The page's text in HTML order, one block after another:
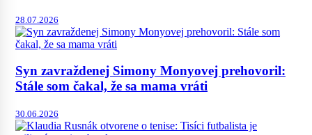
28.07.2026
Syn zavraždenej Simony Monyovej prehovoril:
Stále som čakal, že sa mama vráti
30.06.2026